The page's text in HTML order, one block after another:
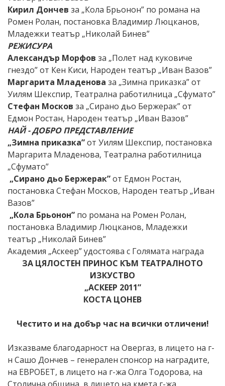
Кирил Дончев за „Кола Брьонон” по романа на
Ромен Ролан, постановка Владимир Люцканов,
Младежки театър „Николай Бинев”
РЕЖИСУРА
Александър Морфов за „Полет над куковиче
гнездо” от Кен Киси, Народен театър „Иван Вазов”
Маргарита Младенова за „Зимна приказка” от
Уилям Шекспир, Театрална работилница „Сфумато”
Стефан Москов за „Сирано дьо Бержерак” от
Едмон Ростан, Народен театър „Иван Вазов”
НАЙ - ДОБРО ПРЕДСТАВЛЕНИЕ
„Зимна приказка”от Уилям Шекспир, постановка
Маргарита Младенова, Театрална работилница
„Сфумато”
„Сирано дьо Бержерак”от Едмон Ростан,
постановка Стефан Москов, Народен театър „Иван
Вазов”
„Кола Брьонон” по романа на Ромен Ролан,
постановка Владимир Люцканов, Младежки
театър „Николай Бинев”
Академия „Аскеер” удостоява с Голямата награда
ЗА ЦЯЛОСТЕН ПРИНОС КЪМ ТЕАТРАЛНОТО
ИЗКУСТВО
„АСКЕЕР 2011”
КОСТА ЦОНЕВ
Честито и на добър час на всички отличени!
Изказваме благодарност на Овергаз, в лицето на г-
н Сашо Дончев – генерален спонсор на наградите,
на ЕВРОБЕТ, в лицето на г-жа Олга Тодорова, на